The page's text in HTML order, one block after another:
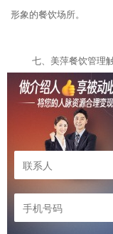
形象的餐饮场所。
七、美萍餐饮管理
------美萍餐饮管理
大、楼层高、工作强度
象的餐饮场所。
八、美萍餐饮订台